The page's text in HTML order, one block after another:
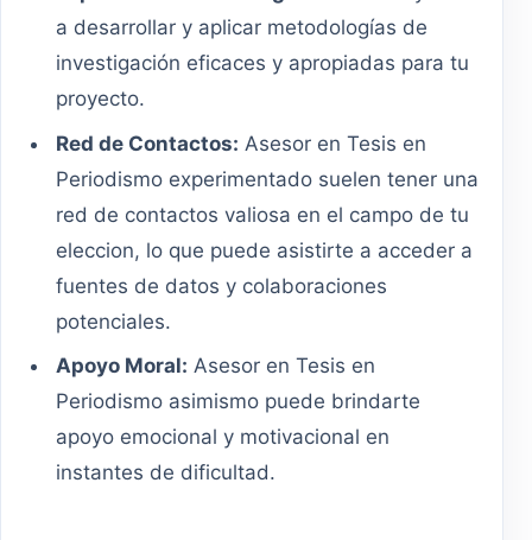
a desarrollar y aplicar metodologías de
investigación eficaces y apropiadas para tu
proyecto.
Red de Contactos: Asesor en Tesis en
Periodismo experimentado suelen tener una
red de contactos valiosa en el campo de tu
eleccion, lo que puede asistirte a acceder a
fuentes de datos y colaboraciones
potenciales.
Apoyo Moral: Asesor en Tesis en
Periodismo asimismo puede brindarte
apoyo emocional y motivacional en
instantes de dificultad.